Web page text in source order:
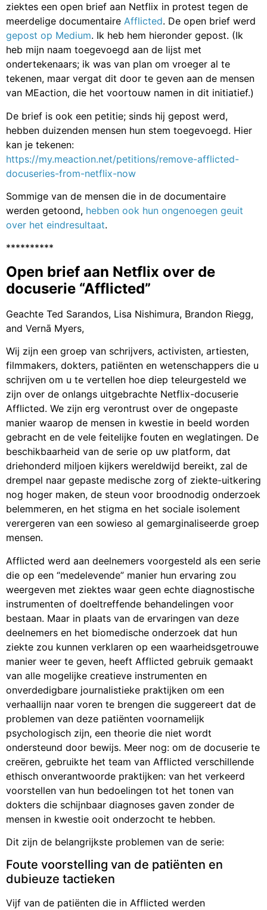
ziektes een open brief aan Netflix in protest tegen de
meerdelige documentaire Afflicted. De open brief werd
gepost op Medium. Ik heb hem hieronder gepost. (Ik
heb mijn naam toegevoegd aan de lijst met
ondertekenaars; ik was van plan om vroeger al te
tekenen, maar vergat dit door te geven aan de mensen
van MEaction, die het voortouw namen in dit initiatief.)
De brief is ook een petitie; sinds hij gepost werd,
hebben duizenden mensen hun stem toegevoegd. Hier
kan je tekenen:
https://my.meaction.net/petitions/remove-afflicted-
docuseries-from-netflix-now
Sommige van de mensen die in de documentaire
werden getoond, hebben ook hun ongenoegen geuit
over het eindresultaat.
**********
Open brief aan Netflix over de
docuserie “Afflicted”
Geachte Ted Sarandos, Lisa Nishimura, Brandon Riegg,
and Vernā Myers,
Wij zijn een groep van schrijvers, activisten, artiesten,
filmmakers, dokters, patiënten en wetenschappers die u
schrijven om u te vertellen hoe diep teleurgesteld we
zijn over de onlangs uitgebrachte Netflix-docuserie
Afflicted. We zijn erg verontrust over de ongepaste
manier waarop de mensen in kwestie in beeld worden
gebracht en de vele feitelijke fouten en weglatingen. De
beschikbaarheid van de serie op uw platform, dat
driehonderd miljoen kijkers wereldwijd bereikt, zal de
drempel naar gepaste medische zorg of ziekte-uitkering
nog hoger maken, de steun voor broodnodig onderzoek
belemmeren, en het stigma en het sociale isolement
verergeren van een sowieso al gemarginaliseerde groep
mensen.
Afflicted werd aan deelnemers voorgesteld als een serie
die op een “medelevende” manier hun ervaring zou
weergeven met ziektes waar geen echte diagnostische
instrumenten of doeltreffende behandelingen voor
bestaan. Maar in plaats van de ervaringen van deze
deelnemers en het biomedische onderzoek dat hun
ziekte zou kunnen verklaren op een waarheidsgetrouwe
manier weer te geven, heeft Afflicted gebruik gemaakt
van alle mogelijke creatieve instrumenten en
onverdedigbare journalistieke praktijken om een
verhaallijn naar voren te brengen die suggereert dat de
problemen van deze patiënten voornamelijk
psychologisch zijn, een theorie die niet wordt
ondersteund door bewijs. Meer nog: om de docuserie te
creëren, gebruikte het team van Afflicted verschillende
ethisch onverantwoorde praktijken: van het verkeerd
voorstellen van hun bedoelingen tot het tonen van
dokters die schijnbaar diagnoses gaven zonder de
mensen in kwestie ooit onderzocht te hebben.
Dit zijn de belangrijkste problemen van de serie:
Foute voorstelling van de patiënten en
dubieuze tactieken
Vijf van de patiënten die in Afflicted werden